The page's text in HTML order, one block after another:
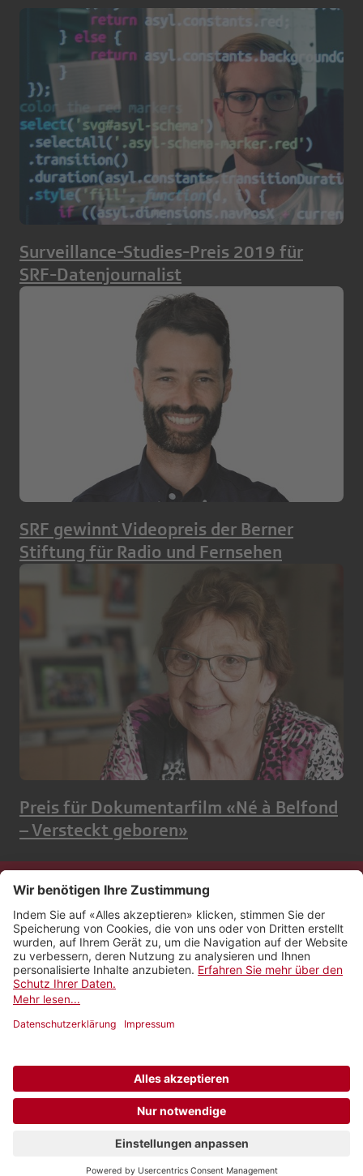
Surveillance-Studies-Preis 2019 für
SRF-Datenjournalist
SRF gewinnt Videopreis der Berner
Stiftung für Radio und Fernsehen
Preis für Dokumentarfilm «Né à Belfond
– Versteckt geboren»
Kontakt
Impressum
Rechtliches
Netiquette
Newsletter abonnieren